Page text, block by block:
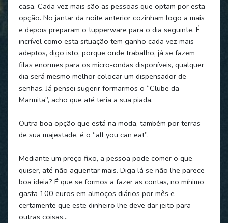
casa. Cada vez mais são as pessoas que optam por esta
opção. No jantar da noite anterior cozinham logo a mais
e depois preparam o tupperware para o dia seguinte. É
incrível como esta situação tem ganho cada vez mais
adeptos, digo isto, porque onde trabalho, já se fazem
filas enormes para os micro-ondas disponíveis, qualquer
dia será mesmo melhor colocar um dispensador de
senhas. Já pensei sugerir formarmos o “Clube da
Marmita”, acho que até teria a sua piada.
Outra boa opção que está na moda, também por terras
de sua majestade, é o “all you can eat”.
Mediante um preço fixo, a pessoa pode comer o que
quiser, até não aguentar mais. Diga lá se não lhe parece
boa ideia? É que se formos a fazer as contas, no mínimo
gasta 100 euros em almoços diários por mês e
certamente que este dinheiro lhe deve dar jeito para
outras coisas…